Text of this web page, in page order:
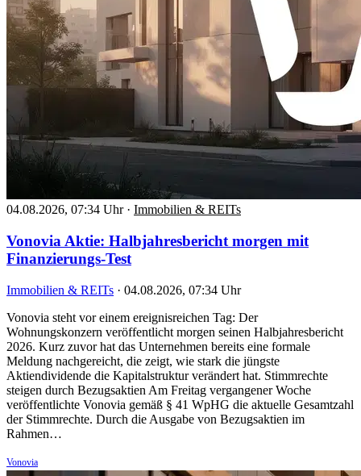
04.08.2026, 07:34 Uhr · Immobilien & REITs
Vonovia Aktie: Halbjahresbericht morgen mit
Finanzierungs-Test
Immobilien & REITs · 04.08.2026, 07:34 Uhr
Vonovia steht vor einem ereignisreichen Tag: Der
Wohnungskonzern veröffentlicht morgen seinen Halbjahresbericht
2026. Kurz zuvor hat das Unternehmen bereits eine formale
Meldung nachgereicht, die zeigt, wie stark die jüngste
Aktiendividende die Kapitalstruktur verändert hat. Stimmrechte
steigen durch Bezugsaktien Am Freitag vergangener Woche
veröffentlichte Vonovia gemäß § 41 WpHG die aktuelle Gesamtzahl
der Stimmrechte. Durch die Ausgabe von Bezugsaktien im
Rahmen…
Vonovia